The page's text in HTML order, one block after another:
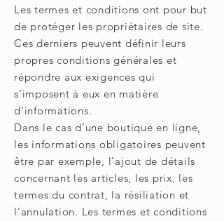
Les termes et conditions ont pour but
de protéger les propriétaires de site.
Ces derniers peuvent définir leurs
propres conditions générales et
répondre aux exigences qui
s’imposent à eux en matière
d’informations.
Dans le cas d’une boutique en ligne,
les informations obligatoires peuvent
être par exemple, l’ajout de détails
concernant les articles, les prix, les
termes du contrat, la résiliation et
l’annulation. Les termes et conditions